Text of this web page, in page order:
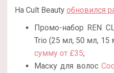
На Cult Beauty обновился
Промо-набор REN
Trio (25 мл, 50 мл, 15
сумму от £35;
Маску для волос